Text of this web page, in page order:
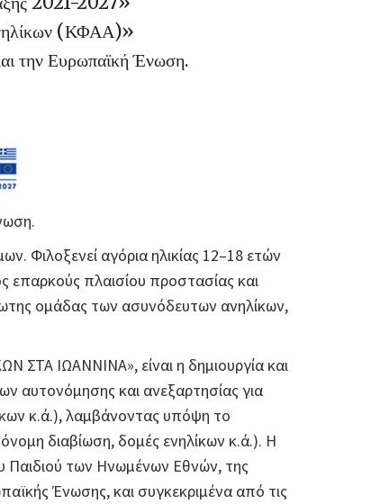
(ΚΦΑΑ)»
την Ευρωπαϊκή Ένωση.
Φιλοξενεί αγόρια ηλικίας 12–18 ετών
επαρκούς πλαισίου προστασίας και
ομάδας των ασυνόδευτων ανηλίκων,
ΙΩΑΝΝΙΝΑ», είναι η δημιουργία και
αυτονόμησης και ανεξαρτησίας για
κ.ά.), λαμβάνοντας υπόψη το
διαβίωση, δομές ενηλίκων κ.ά.). Η
Παιδιού των Ηνωμένων Εθνών, της
Ένωσης, και συγκεκριμένα από τις